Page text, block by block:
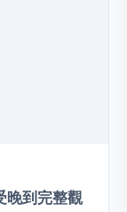
晚到完整觀